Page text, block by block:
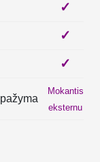
✓
✓
✓
Mokantis
eksternu